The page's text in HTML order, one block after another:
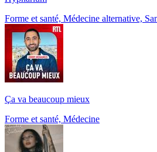
Forme et santé, Médecine alternative,
Ça va beaucoup mieux
Forme et santé, Médecine